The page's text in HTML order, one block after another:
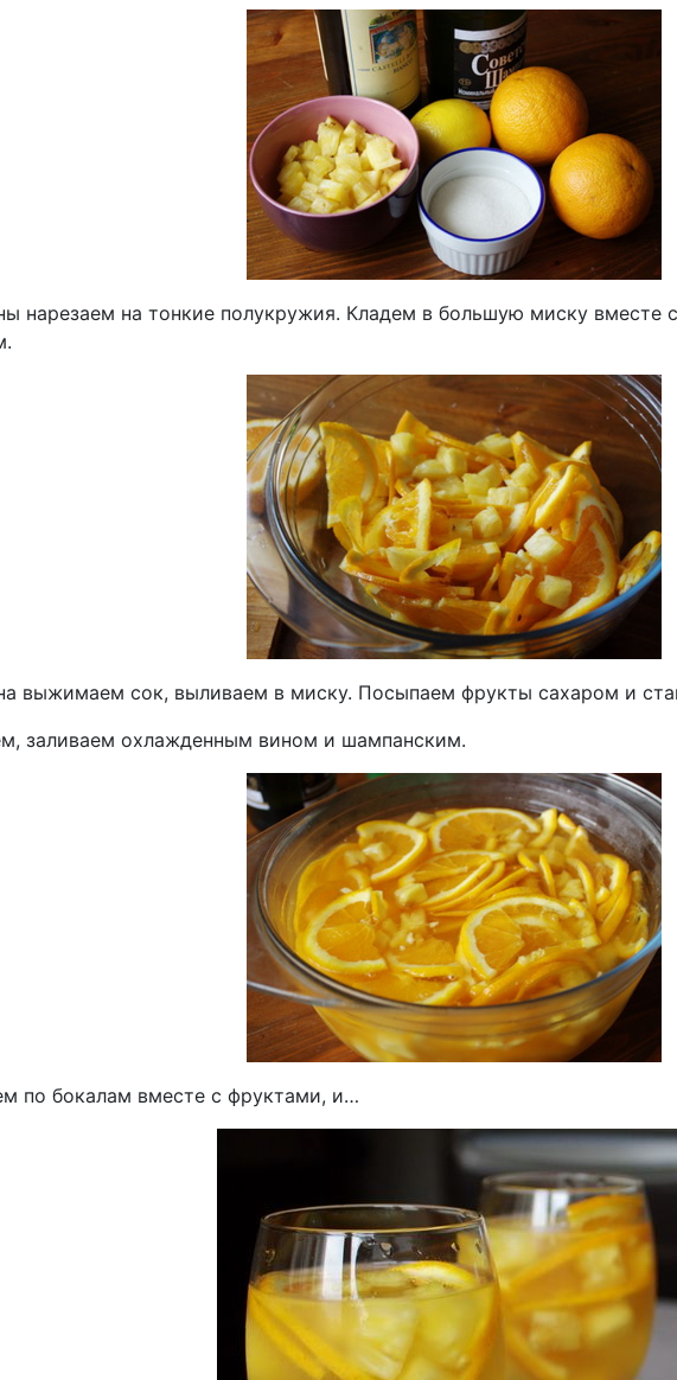
нарезаем на тонкие полукружия. Кладем в большую миску вместе
выжимаем сок, выливаем в миску. Посыпаем фрукты сахаром и
заливаем охлажденным вином и шампанским.
по бокалам вместе с фруктами, и…